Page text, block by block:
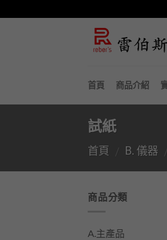
首頁 商品介紹
試紙
首頁 B. 儀器
商品分類
A.主產品